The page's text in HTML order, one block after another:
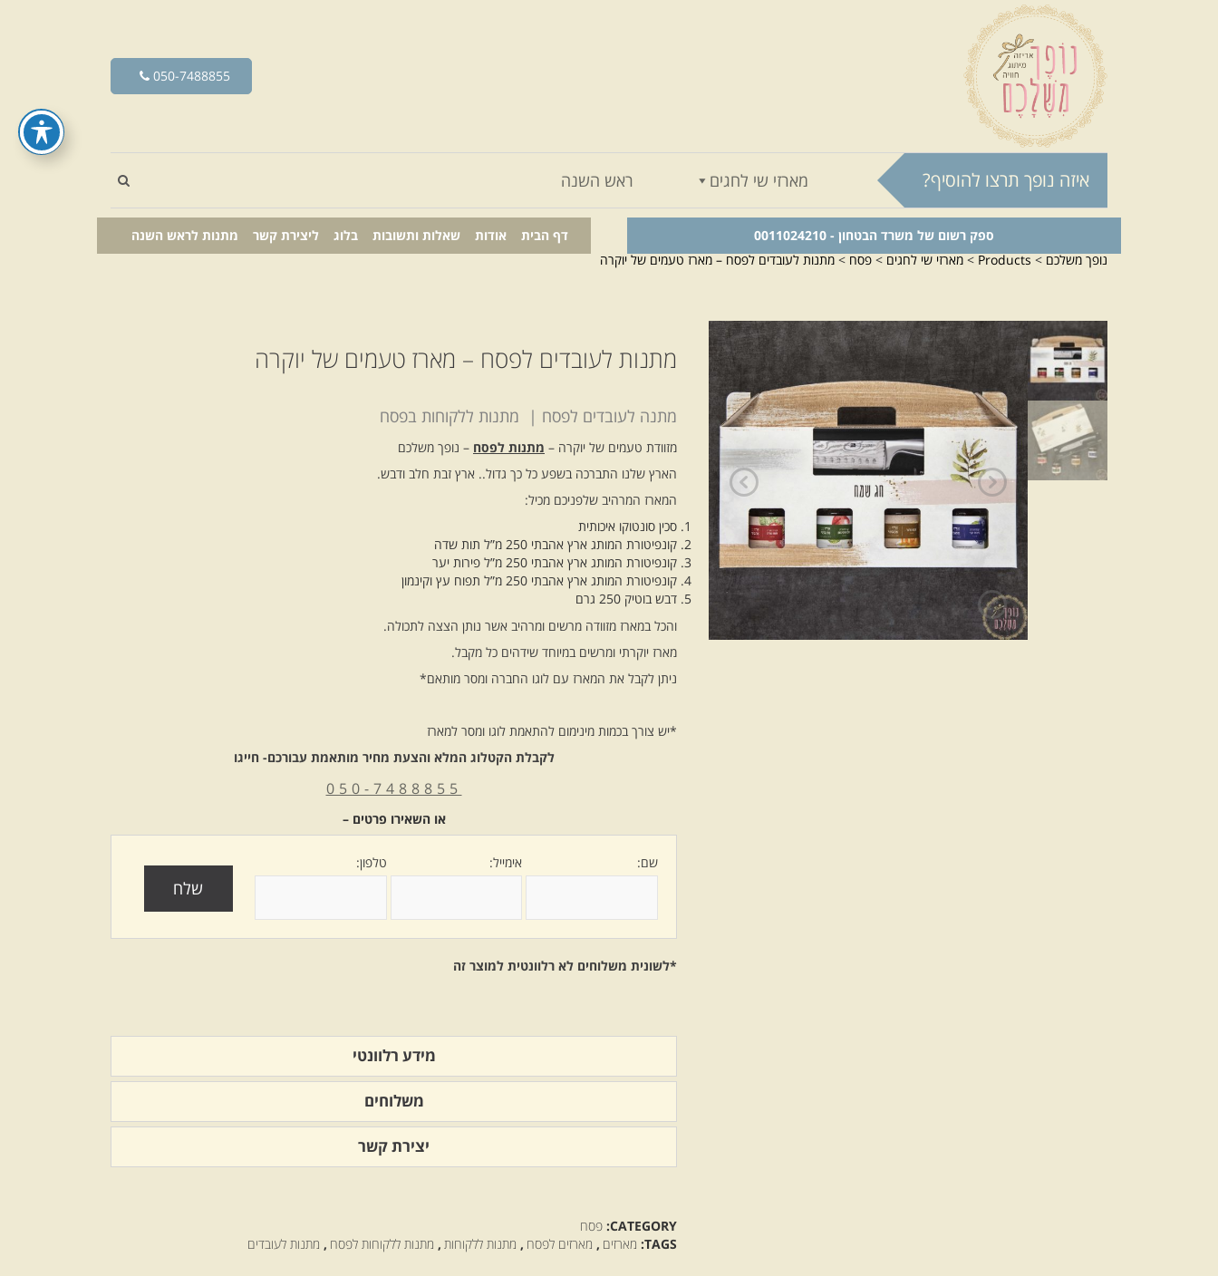
050-7488855
איזה נופך תרצו להוסיף? מארזי שי לחגים ראש השנה
ספק רשום של משרד הבטחון - 0011024210 דף הבית אודות שאלות ותשובות בלוג ליצירת קשר
מתנות לראש השנה
נופך משלכם>
Products
>מארזי שי לחגים>פסח>מתנות לעובדים לפסח – מארז טעמים של יוקרה
מתנות לעובדים לפסח – מארז טעמים של יוקרה
מתנה לעובדים לפסח | מתנות ללקוחות בפסח
מזוודת טעמים של יוקרה – מתנות לפסח – נופך משלכם
הארץ שלנו התברכה בשפע כל כך גדול.. ארץ זבת חלב ודבש.
המארז המרהיב שלפניכם מכיל:
סכין סונטוקו איכותית
קונפיטורת המותג ארץ אהבתי 250 מ”ל תות שדה
קונפיטורת המותג ארץ אהבתי 250 מ”ל פירות יער
קונפיטורת המותג ארץ אהבתי 250 מ”ל תפוח עץ וקינמון
דבש בוטיק 250 גרם
והכל במארז מזוודה מרשים ומרהיב אשר נותן הצצה לתכולה.
מארז יוקרתי ומרשים במיוחד שידהים כל מקבל.
ניתן לקבל את המארז עם לוגו החברה ומסר מותאם*
*יש צורך בכמות מינימום להתאמת לוגו ומסר למארז
לקבלת הקטלוג המלא והצעת מחיר מותאמת עבורכם- חייגו
050-7488855
או השאירו פרטים –
שם: אימייל: טלפון:
*לשונית משלוחים לא רלוונטית למוצר זה
מידע רלוונטי
משלוחים
יצירת קשר
CATEGORY: פסח
TAGS: מארזים , מארזים לפסח , מתנות ללקוחות , מתנות ללקוחות לפסח , מתנות לעובדים